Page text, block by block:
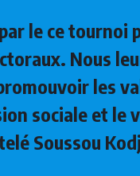
le ce
Nous
les
sociale et le
Soussou